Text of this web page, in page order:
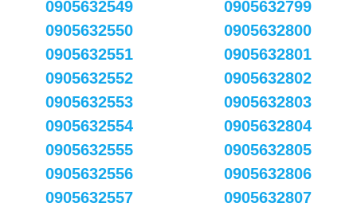
0905632549
0905632550
0905632551
0905632552
0905632553
0905632554
0905632555
0905632556
0905632557
0905632799
0905632800
0905632801
0905632802
0905632803
0905632804
0905632805
0905632806
0905632807